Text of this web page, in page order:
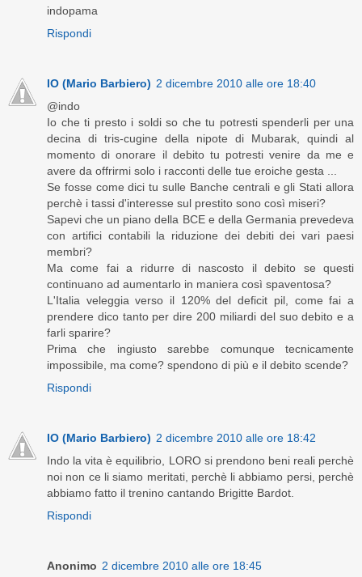
indopama
Rispondi
IO (Mario Barbiero) 2 dicembre 2010 alle ore 18:40
@indo
Io che ti presto i soldi so che tu potresti spenderli per una
decina di tris-cugine della nipote di Mubarak, quindi al
momento di onorare il debito tu potresti venire da me e
avere da offrirmi solo i racconti delle tue eroiche gesta ...
Se fosse come dici tu sulle Banche centrali e gli Stati allora
perchè i tassi d'interesse sul prestito sono così miseri?
Sapevi che un piano della BCE e della Germania prevedeva
con artifici contabili la riduzione dei debiti dei vari paesi
membri?
Ma come fai a ridurre di nascosto il debito se questi
continuano ad aumentarlo in maniera così spaventosa?
L'Italia veleggia verso il 120% del deficit pil, come fai a
prendere dico tanto per dire 200 miliardi del suo debito e a
farli sparire?
Prima che ingiusto sarebbe comunque tecnicamente
impossibile, ma come? spendono di più e il debito scende?
Rispondi
IO (Mario Barbiero) 2 dicembre 2010 alle ore 18:42
Indo la vita è equilibrio, LORO si prendono beni reali perchè
noi non ce li siamo meritati, perchè li abbiamo persi, perchè
abbiamo fatto il trenino cantando Brigitte Bardot.
Rispondi
Anonimo 2 dicembre 2010 alle ore 18:45